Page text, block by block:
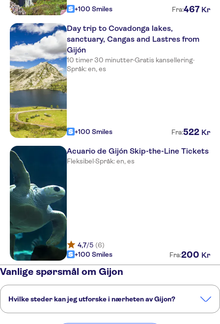
+100 Smiles Fra:467 Kr
Day trip to Covadonga lakes,
sanctuary, Cangas and Lastres from
Gijón
10 timer 30 minutter·Gratis kansellering·
Språk: en, es
+100 Smiles Fra:522 Kr
Acuario de Gijón Skip-the-Line Tickets
Fleksibel·Språk: en, es
4,7/5 (6)
+100 Smiles
Fra:200 Kr
Vanlige spørsmål om Gijon
Hvilke steder kan jeg utforske i nærheten av Gijon?